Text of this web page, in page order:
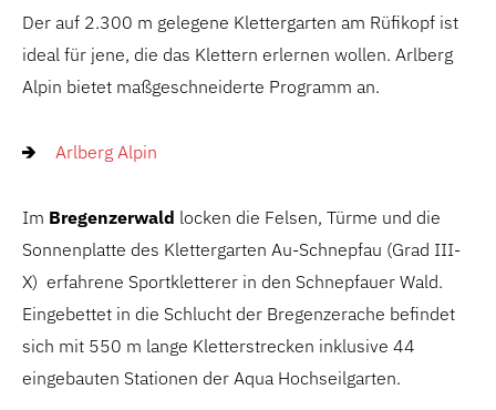
Der auf 2.300 m gelegene Klettergarten am Rüfikopf ist
ideal für jene, die das Klettern erlernen wollen. Arlberg
Alpin bietet maßgeschneiderte Programm an.
Arlberg Alpin
Im Bregenzerwald locken die Felsen, Türme und die
Sonnenplatte des Klettergarten Au-Schnepfau (Grad III-
X) erfahrene Sportkletterer in den Schnepfauer Wald.
Eingebettet in die Schlucht der Bregenzerache befindet
sich mit 550 m lange Kletterstrecken inklusive 44
eingebauten Stationen der Aqua Hochseilgarten.